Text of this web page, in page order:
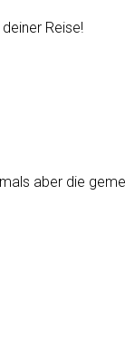
Reise!
aber die